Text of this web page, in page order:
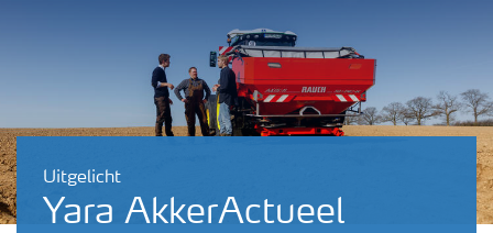
Uitgelicht
Yara AkkerActueel